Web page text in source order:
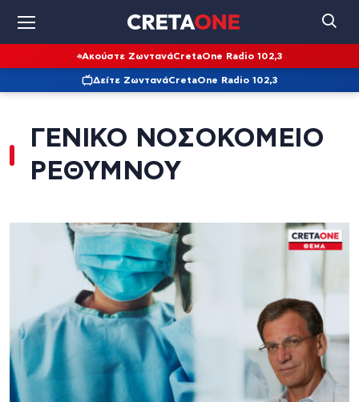
Ακούστε ΖωντανάCretaOne Radio 102,3
Δείτε ΖωντανάCretaOne Radio 102,3
ΓΕΝΙΚΟ ΝΟΣΟΚΟΜΕΙΟ
ΡΕΘΥΜΝΟΥ